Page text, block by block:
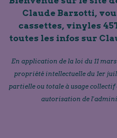
Claude Barzotti,
cassettes, vinyles
toutes les infos sur
En application de la loi du 11 mars
propriété intellectuelle du 1er
partielle ou totale à usage
autorisation de